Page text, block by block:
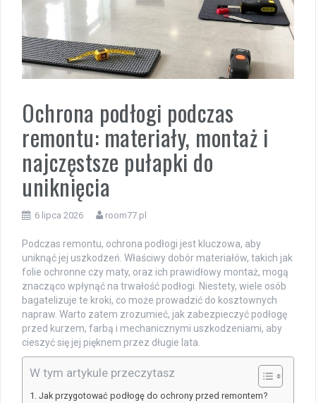
Ochrona podłogi podczas
remontu: materiały, montaż i
najczęstsze pułapki do
uniknięcia
6 lipca 2026 room77.pl
Podczas remontu, ochrona podłogi jest kluczowa, aby
uniknąć jej uszkodzeń. Właściwy dobór materiałów, takich jak
folie ochronne czy maty, oraz ich prawidłowy montaż, mogą
znacząco wpłynąć na trwałość podłogi. Niestety, wiele osób
bagatelizuje te kroki, co może prowadzić do kosztownych
napraw. Warto zatem zrozumieć, jak zabezpieczyć podłogę
przed kurzem, farbą i mechanicznymi uszkodzeniami, aby
cieszyć się jej pięknem przez długie lata.
W tym artykule przeczytasz
Jak przygotować podłogę do ochrony przed remontem?